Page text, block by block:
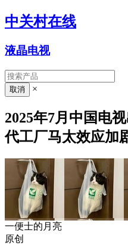
中关村在线
液晶电视
×
2025年7月中国电
代工厂马太效应加
一便士的月亮
原创